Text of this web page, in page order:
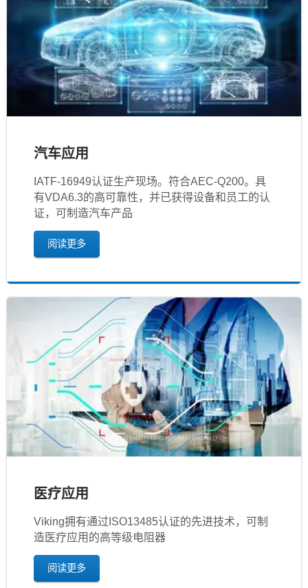
汽车应用
IATF‐16949认证生产现场。符合AEC-Q200。具
有VDA6.3的高可靠性，并已获得设备和员工的认
证，可制造汽车产品
阅读更多
医疗应用
Viking拥有通过ISO13485认证的先进技术，可制
造医疗应用的高等级电阻器
阅读更多